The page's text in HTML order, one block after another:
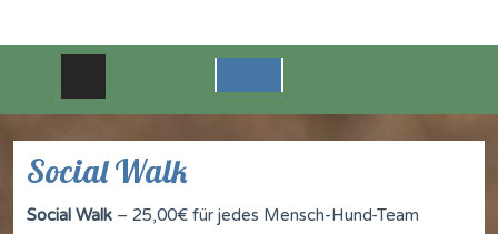
Social Walk
Social Walk – 25,00€ für jedes Mensch-Hund-Team